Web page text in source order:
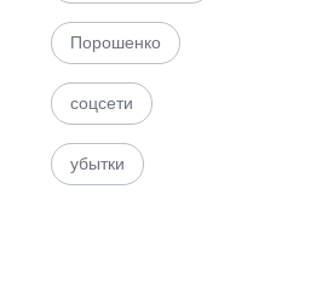
Порошенко
соцсети
убытки